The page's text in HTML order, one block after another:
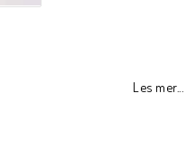
Les mer...